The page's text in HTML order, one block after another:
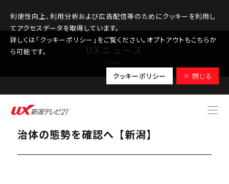
利便性向上、利用分析および広告配信等のためにクッキーを利用し
てアクセスデータを取得しています。
詳しくは「クッキーポリシー」をご覧ください。オプトアウトもこちらか
ら可能です。
クッキーポリシー × 閉じる
2025.10.29
クマ被害に危機感「ただならぬ事態」自
治体の態勢を確認へ【新潟】